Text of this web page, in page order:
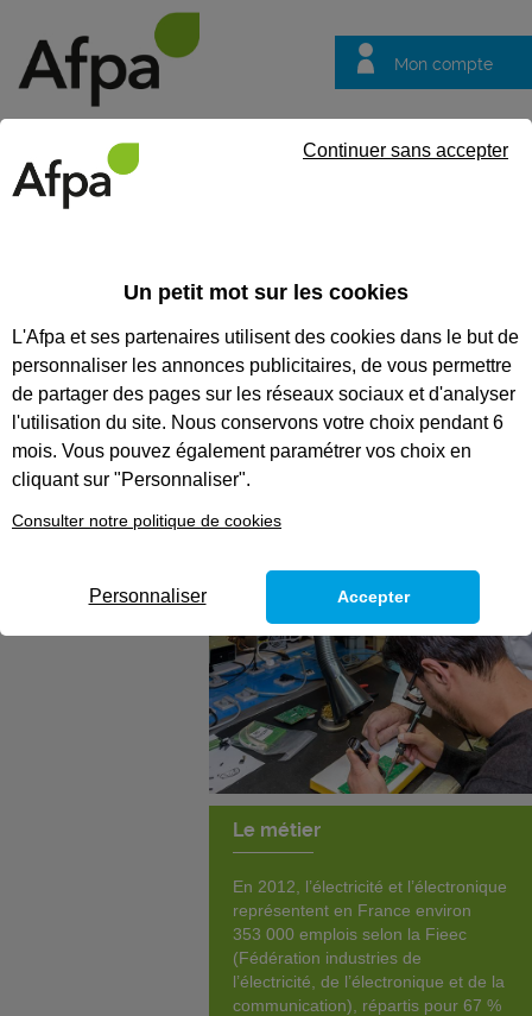
Mon compte
questions
Agent, agente de
montage et de
câblage en
électronique
Le métier
En 2012, l’électricité et l’électronique
représentent en France environ
353 000 emplois selon la Fieec
(Fédération industries de
l’électricité, de l’électronique et de la
communication), répartis pour 67 %
Un petit mot sur les cookies
L'Afpa et ses partenaires utilisent des cookies dans le but de
personnaliser les annonces publicitaires, de vous permettre
de partager des pages sur les réseaux sociaux et d'analyser
l'utilisation du site. Nous conservons votre choix pendant 6
mois. Vous pouvez également paramétrer vos choix en
cliquant sur "Personnaliser".
Consulter notre politique de cookies
Continuer sans accepter
Personnaliser Accepter